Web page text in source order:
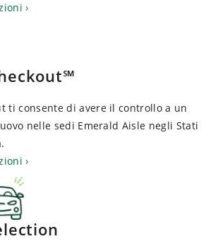
ti consente di avere il controllo a un
nelle sedi Emerald Aisle negli Stati